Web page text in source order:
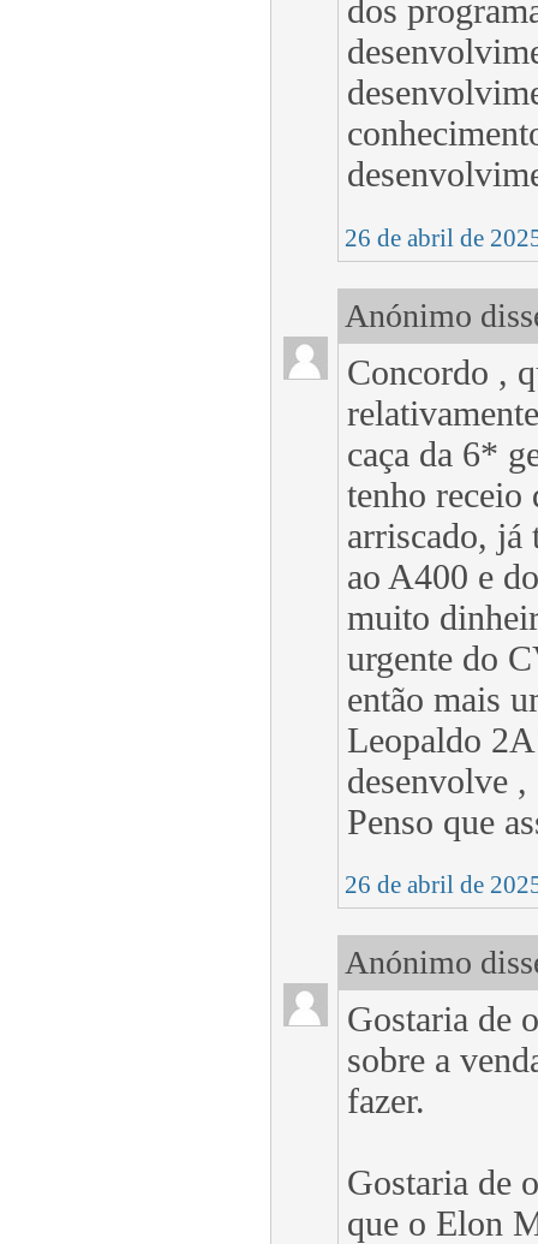
dos
26 de abril de
Anónimo
Concordo ,
caça da 6*
tenho receio
arriscado, já
ao A400 e
muito
urgente do
então mais
Leopaldo
desenvolve ,
Penso que
26 de abril de
Anónimo
Gostaria de
sobre a
fazer.
Gostaria de
que o Elon